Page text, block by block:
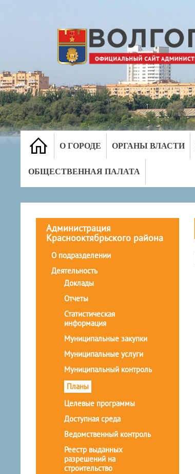
О ГОРОДЕ ОРГАНЫ ВЛАСТИ
ОБЩЕСТВЕННАЯ ПАЛАТА
Администрация
Краснооктябрьского района
О подразделении
Деятельность
Доклады
Отчеты
Статистическая
информация
Муниципальные закупки
Муниципальные услуги
Муниципальный контроль
Планы
Целевые программы
Доступная среда
Ведомственный контроль
Реестр выданных
разрешений на
строительство